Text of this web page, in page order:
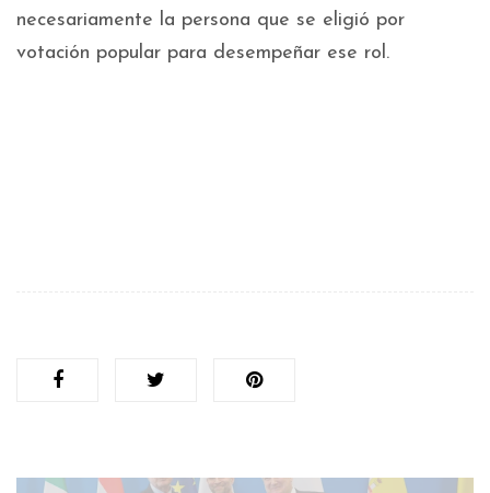
necesariamente la persona que se eligió por
votación popular para desempeñar ese rol.